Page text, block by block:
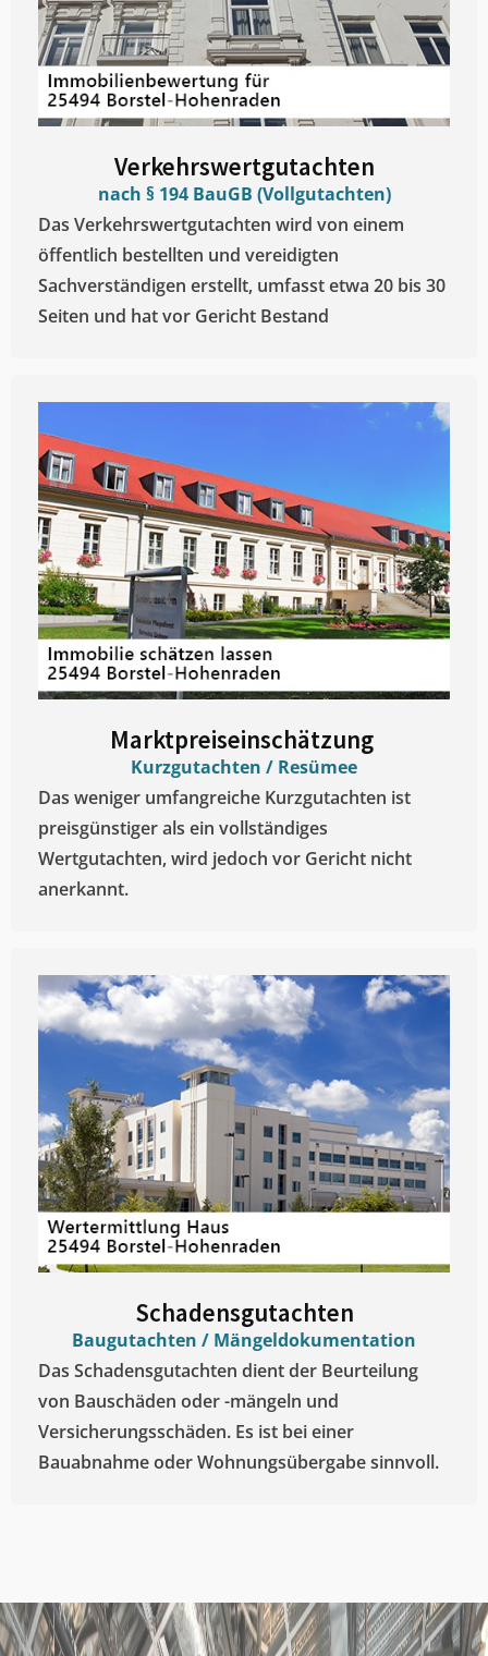
Verkehrswertgutachten
nach § 194 BauGB (Vollgutachten)
Das Verkehrswertgutachten wird von einem
öffentlich bestellten und vereidigten
Sachverständigen erstellt, umfasst etwa 20 bis 30
Seiten und hat vor Gericht Bestand
Marktpreiseinschätzung ​
Kurzgutachten / Resümee
Das weniger umfangreiche Kurzgutachten ist
preisgünstiger als ein vollständiges
Wertgutachten, wird jedoch vor Gericht nicht
anerkannt.
Schadensgutachten
Baugutachten / Mängeldokumentation
Das Schadensgutachten dient der Beurteilung
von Bauschäden oder -mängeln und
Versicherungsschäden. Es ist bei einer
Bauabnahme oder Wohnungsübergabe sinnvoll.